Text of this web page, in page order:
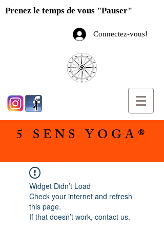
Prenez le temps de vous "Pauser"
Connectez-vous!
5 SENS YOGA®
Widget Didn’t Load
Check your internet and refresh
this page.
If that doesn’t work, contact us.